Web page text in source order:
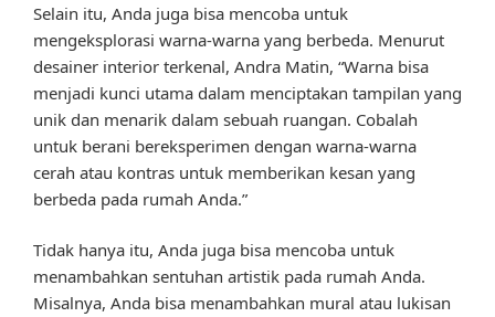
Selain itu, Anda juga bisa mencoba untuk
mengeksplorasi warna-warna yang berbeda. Menurut
desainer interior terkenal, Andra Matin, “Warna bisa
menjadi kunci utama dalam menciptakan tampilan yang
unik dan menarik dalam sebuah ruangan. Cobalah
untuk berani bereksperimen dengan warna-warna
cerah atau kontras untuk memberikan kesan yang
berbeda pada rumah Anda.”
Tidak hanya itu, Anda juga bisa mencoba untuk
menambahkan sentuhan artistik pada rumah Anda.
Misalnya, Anda bisa menambahkan mural atau lukisan